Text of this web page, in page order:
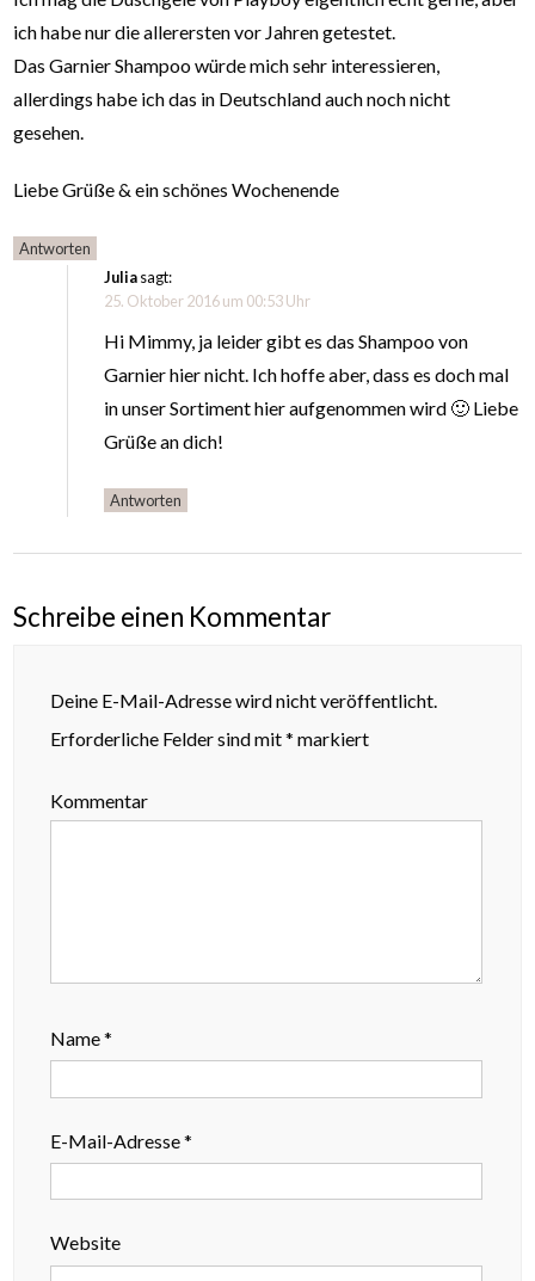
ich habe nur die allerersten vor Jahren getestet.
Das Garnier Shampoo würde mich sehr interessieren,
allerdings habe ich das in Deutschland auch noch nicht
gesehen.
Liebe Grüße & ein schönes Wochenende
Antworten
Juliasagt:
25. Oktober 2016 um 00:53 Uhr
Hi Mimmy, ja leider gibt es das Shampoo von
Garnier hier nicht. Ich hoffe aber, dass es doch mal
in unser Sortiment hier aufgenommen wird 🙂 Liebe
Grüße an dich!
Antworten
Schreibe einen Kommentar
Deine E-Mail-Adresse wird nicht veröffentlicht.
Erforderliche Felder sind mit* markiert
Kommentar
Name*
E-Mail-Adresse*
Website